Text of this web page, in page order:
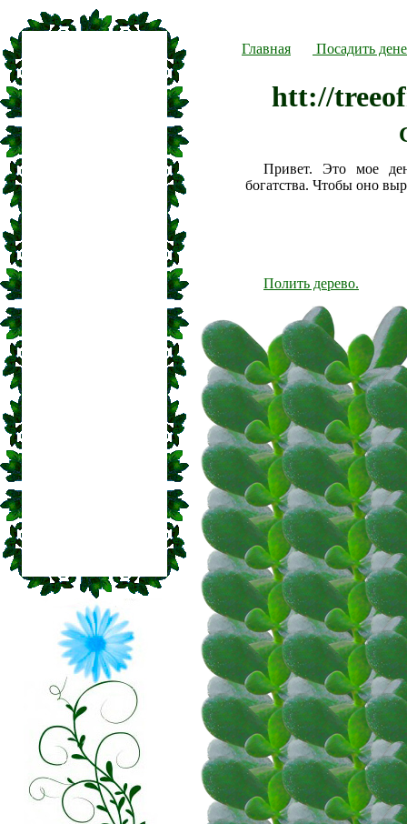
Главная Посадить
htt://
Привет. Это мое
богатства. Чтобы оно
Полить дерево.